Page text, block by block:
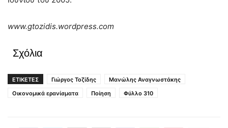
www.gtozidis.wordpress.com
Σχόλια
ΕΤΙΚΕΤΕΣ Γιώργος Τοζίδης
Μανώλης Αναγνωστάκης
Οικονομικά ερανίσματα
Ποίηση Φύλλο 310